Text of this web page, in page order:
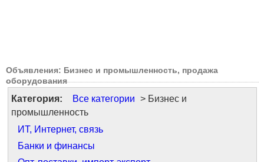
Объявления: Бизнес и промышленность, продажа
оборудования
Категория: Все категории > Бизнес и
промышленность
ИТ, Интернет, связь
Банки и финансы